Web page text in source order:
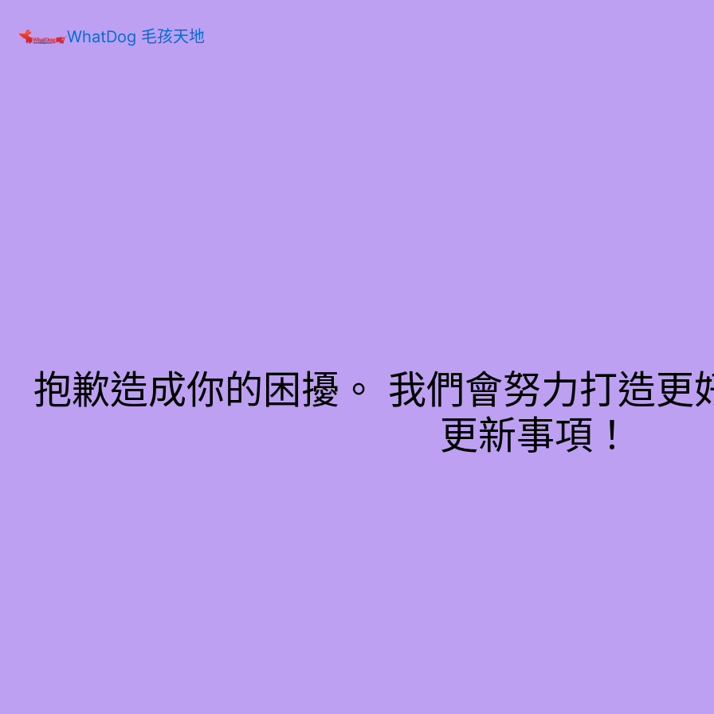
WhatDog 毛孩天地
抱歉造成你的困擾。 我們會努力打造更
更新事項！